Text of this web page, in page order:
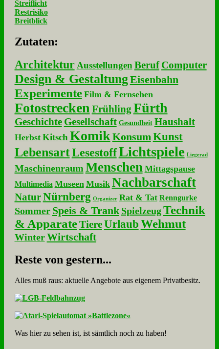
Streiflicht
Restrisiko
Breitblick
Zu­ta­ten:
Architektur Ausstellungen Beruf Computer
Design & GestaltungEisenbahn
Experimente Film & Fernsehen
Fotostrecken Frühling Fürth
Geschichte Gesellschaft Gesundheit Haushalt
Herbst Kitsch Komik KonsumKunst
LebensartLesestoffLichtspiele Liegerad
Maschinenraum Menschen Mittagspause
Multimedia Museen Musik Nachbarschaft
NaturNürnberg Organizer Rat & Tat Renngurke
Sommer Speis & Trank Spielzeug Technik
& Apparate Tiere UrlaubWehmut
Winter Wirtschaft
Re­ste von ge­stern...
Alles muß raus: aktuelle An­ge­bo­te aus eigenem Privatbesitz.
Was hier zu sehen ist, ist sämt­lich noch zu haben!